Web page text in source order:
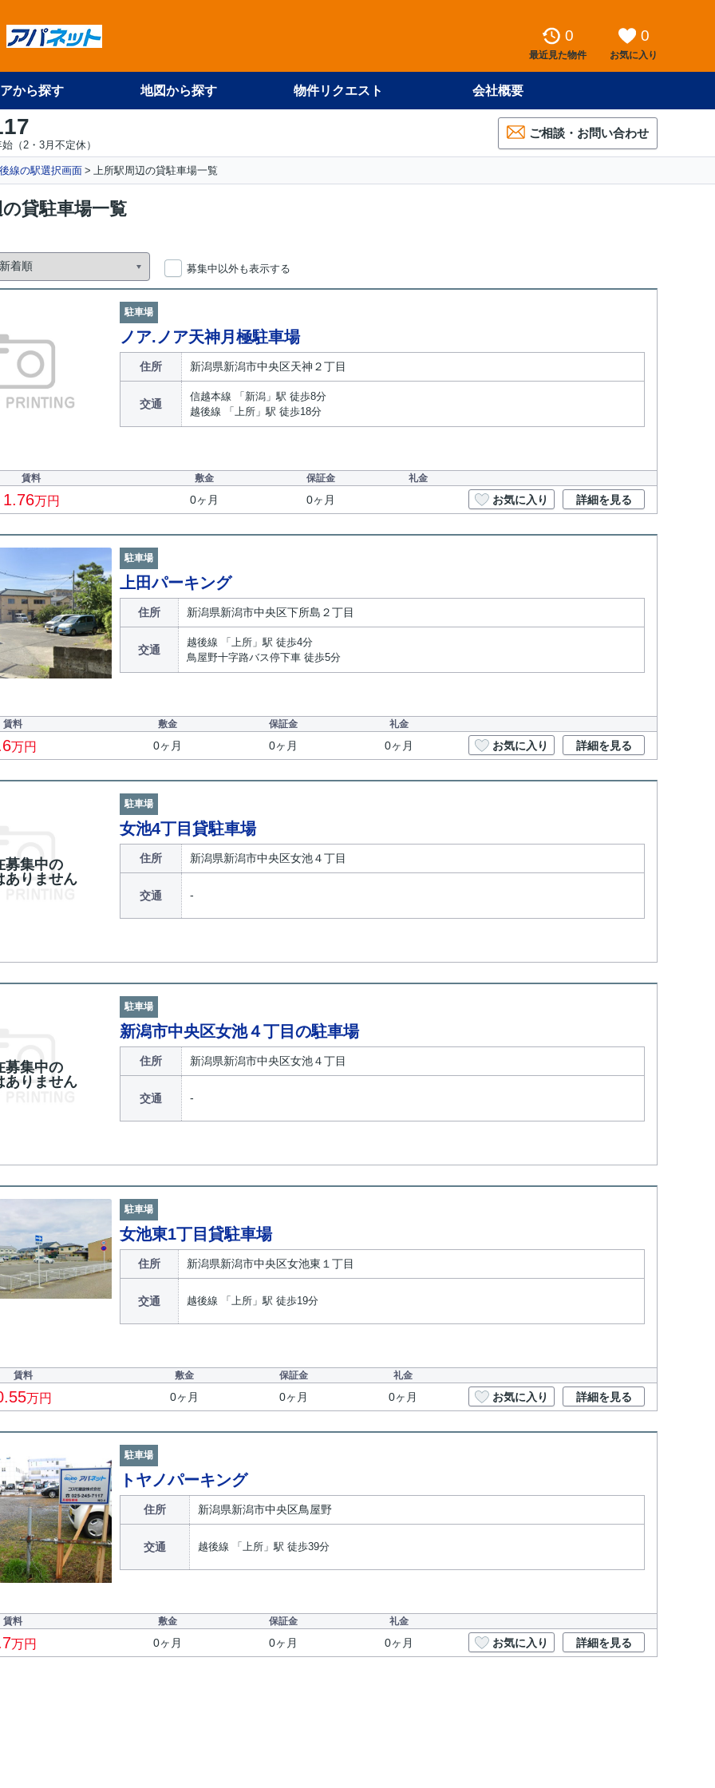
0
最近見た物件
0
お気に入り
から探す 地図から探す 物件リクエスト 会社概要
（2・3月不定休）
ご相談・お問い合わせ
線の駅選択画面 上所駅周辺の貸駐車場一覧
貸駐車場一覧
募集中以外も表示する
駐車場
ノア.ノア天神月極駐車場
住所 新潟県新潟市中央区天神２丁目
交通
信越本線 「新潟」駅 徒歩8分
越後線 「上所」駅 徒歩18分
賃料 敷金 保証金 礼金
1.76万円 0ヶ月 0ヶ月 お気に入り 詳細を見る
駐車場
上田パーキング
住所 新潟県新潟市中央区下所島２丁目
交通
越後線 「上所」駅 徒歩4分
鳥屋野十字路バス停下車 徒歩5分
賃料 敷金 保証金 礼金
万円 0ヶ月 0ヶ月 0ヶ月 お気に入り 詳細を見る
募集中の
ありません
駐車場
女池4丁目貸駐車場
住所 新潟県新潟市中央区女池４丁目
交通
募集中の
ありません
駐車場
新潟市中央区女池４丁目の駐車場
住所 新潟県新潟市中央区女池４丁目
交通
駐車場
女池東1丁目貸駐車場
住所 新潟県新潟市中央区女池東１丁目
交通 越後線 「上所」駅 徒歩19分
賃料 敷金 保証金 礼金
万円 0ヶ月 0ヶ月 0ヶ月 お気に入り 詳細を見る
駐車場
トヤノパーキング
住所 新潟県新潟市中央区鳥屋野
交通 越後線 「上所」駅 徒歩39分
賃料 敷金 保証金 礼金
万円 0ヶ月 0ヶ月 0ヶ月 お気に入り 詳細を見る